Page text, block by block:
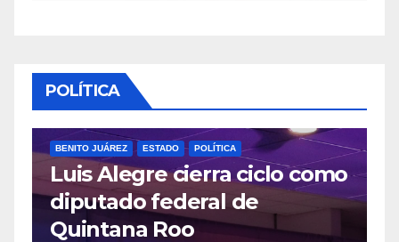
POLÍTICA
ESTADO POLÍTICA
Alegre cierra ciclo como
federal de
Roo
POLÍTICA
López
veda